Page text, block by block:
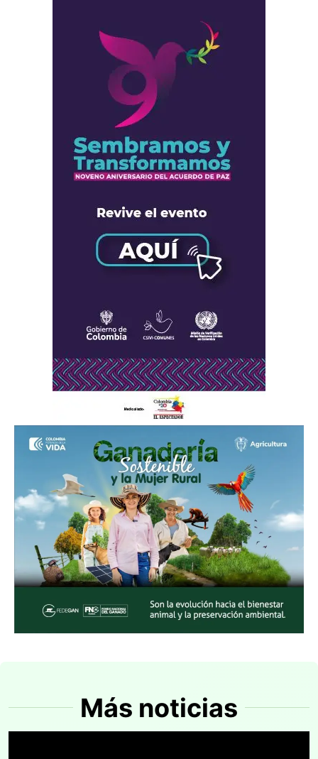
Más noticias